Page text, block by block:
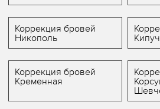
Коррекция бровей
Никополь
Коррекция бровей
Кременная